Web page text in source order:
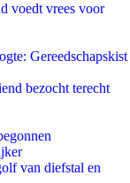
voedt vrees voor
Gereedschapskist
bezocht terecht
van diefstal en